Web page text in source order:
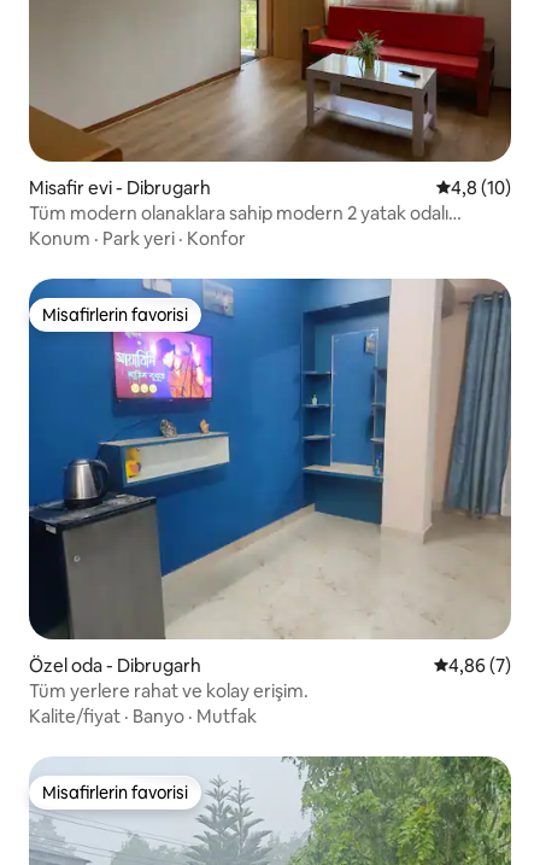
Misafir evi - Dibrugarh 5 üzerinden
4,8 (10)
Tüm modern olanaklara sahip modern 2 yatak odalı
konaklama
Konum · Park yeri · Konfor
Misafirlerin favorisi
Misafirlerin favorisi
Özel oda - Dibrugarh 5 üzerinden
4,86 (7)
Tüm yerlere rahat ve kolay erişim.
Kalite/fiyat · Banyo · Mutfak
Misafirlerin favorisi
Misafirlerin favorisi